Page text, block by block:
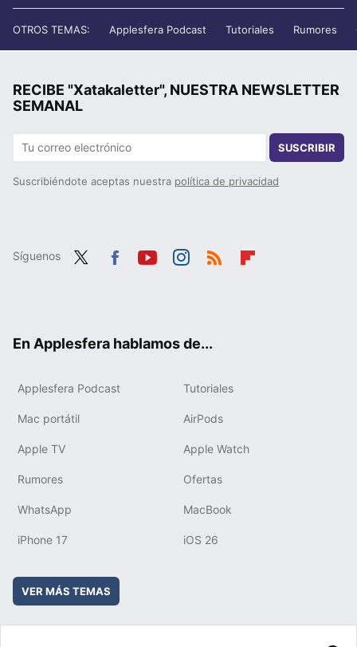
OTROS TEMAS: Applesfera Podcast Tutoriales Rumores
RECIBE "Xatakaletter", NUESTRA NEWSLETTER
SEMANAL
SUSCRIBIR
Suscribiéndote aceptas nuestra política de privacidad
Síguenos
En Applesfera hablamos de...
Applesfera Podcast Tutoriales
Mac portátil AirPods
Apple TV Apple Watch
Rumores Ofertas
WhatsApp MacBook
iPhone 17 iOS 26
VER MÁS TEMAS